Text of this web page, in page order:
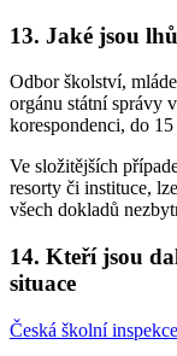
13. Jaké jsou
Odbor školství,
orgánu státní správy
korespondenci, do
Ve složitějších
resorty či instituce,
všech dokladů
14. Kteří jsou
situace
Česká školní inspekce